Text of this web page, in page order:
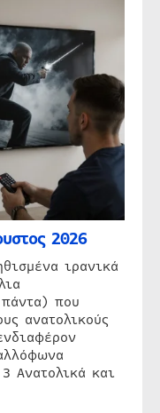
2026
ιρανικά
πάντα) που
ανατολικούς
Ανατολικά και